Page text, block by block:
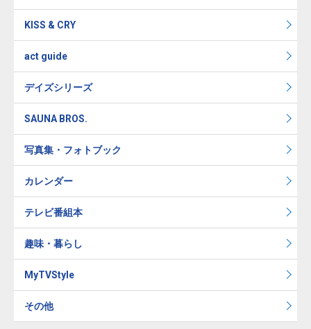
KISS & CRY
act guide
デイズシリーズ
SAUNA BROS.
写真集・フォトブック
カレンダー
テレビ番組本
趣味・暮らし
MyTVStyle
その他